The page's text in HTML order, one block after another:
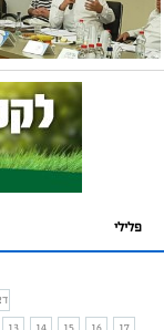
פלילי